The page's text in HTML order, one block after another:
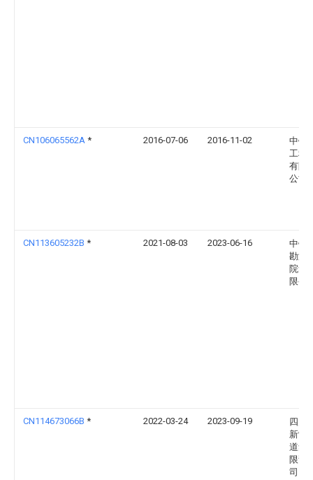
CN106065562A * 2016-07-06 2016-11-02
中铁
工程
有限
公司
CN113605232B * 2021-08-03 2023-06-16
中铁
勘测
院集
限公
CN114673066B * 2022-03-24 2023-09-19
四川
新制
道集
限责
司